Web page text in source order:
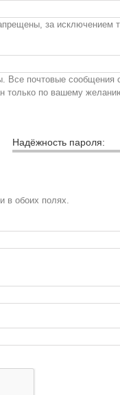
за исключением
почтовые сообщения
только по вашему
Надёжность пароля:
в обоих полях.